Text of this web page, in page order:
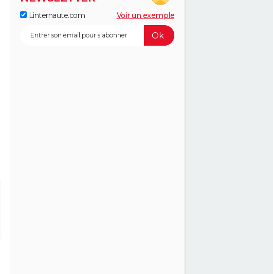
Linternaute.com Voir un exemple